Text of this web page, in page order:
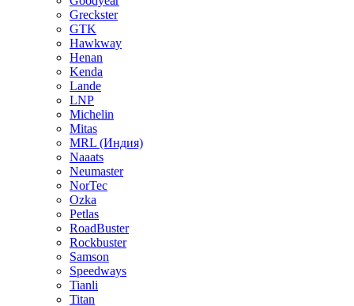
Greckster
GTK
Hawkway
Henan
Kenda
Lande
LNP
Michelin
Mitas
MRL (Индия)
Naaats
Neumaster
NorTec
Ozka
Petlas
RoadBuster
Rockbuster
Samson
Speedways
Tianli
Titan